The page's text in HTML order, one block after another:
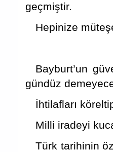
geçmiştir.
Hepinize
Bayburt’un
gündüz
İhtilafları
Milli iradeyi
Türk tarihinin